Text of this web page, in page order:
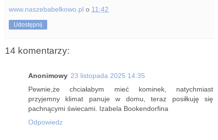
www.naszebabelkowo.pl o 11:42
Udostępnij
14 komentarzy:
Anonimowy 23 listopada 2025 14:35
Pewnie,że chciałabym mieć kominek, natychmiast
przyjemny klimat panuje w domu, teraz posiłkuję się
pachnącymi świecami. Izabela Bookendorfina
Odpowiedz